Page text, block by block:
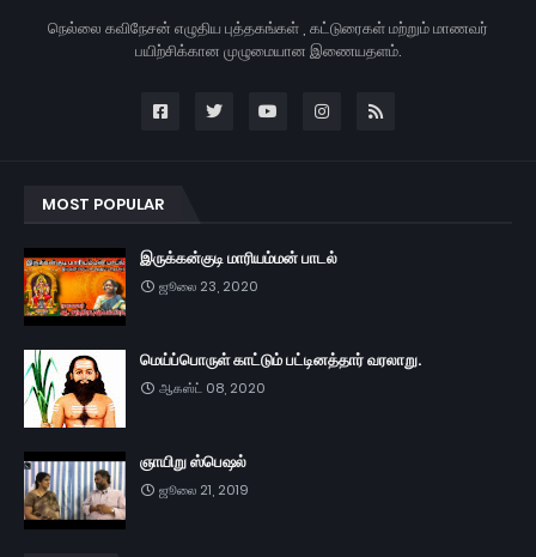
நெல்லை கவிநேசன் எழுதிய புத்தகங்கள் , கட்டுரைகள் மற்றும் மாணவர்
பயிற்சிக்கான முழுமையான இணையதளம்.
MOST POPULAR
இருக்கன்குடி மாரியம்மன் பாடல்
ஜூலை 23, 2020
மெய்ப்பொருள் காட்டும் பட்டினத்தார் வரலாறு.
ஆகஸ்ட் 08, 2020
ஞாயிறு ஸ்பெஷல்
ஜூலை 21, 2019